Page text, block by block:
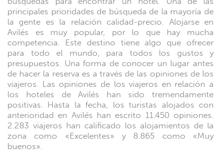
principales prioridades de búsqueda de la mayoría de
la gente es la relación calidad-precio. Alojarse en
Avilés es muy popular, por lo que hay mucha
competencia. Este destino tiene algo que ofrecer
para todo el mundo, para todos los gustos y
presupuestos. Una forma de conocer un lugar antes
de hacer la reserva es a través de las opiniones de los
viajeros. Las opiniones de los viajeros en relación a
los hoteles de Avilés han sido tremendamente
positivas. Hasta la fecha, los turistas alojados con
anterioridad en Avilés han escrito 11.450 opiniones.
2.283 viajeros han calificado los alojamientos de la
zona como «Excelentes» y 8.865 como «Muy
buenos».